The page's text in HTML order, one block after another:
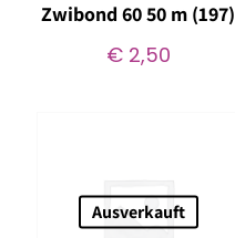
Zwibond 60 50 m (197)
€2,50
Ausverkauft